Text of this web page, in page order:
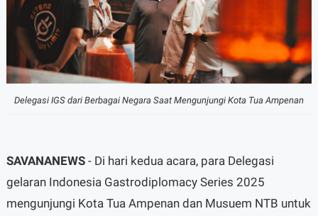
Delegasi IGS dari Berbagai Negara Saat Mengunjungi Kota Tua Ampenan
SAVANANEWS- Di hari kedua acara, para Delegasi
gelaran Indonesia Gastrodiplomacy Series 2025
mengunjungi Kota Tua Ampenan dan Musuem NTB untuk